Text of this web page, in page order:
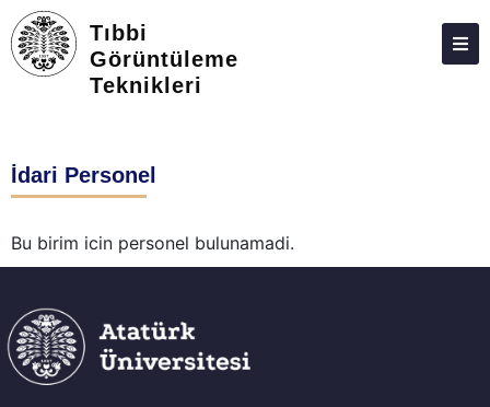
Tıbbi
Görüntüleme
Teknikleri
HAKKIMIZDA
STAJ
S.S.S.
İLETIŞIM
İdari Personel
Bu birim icin personel bulunamadi.